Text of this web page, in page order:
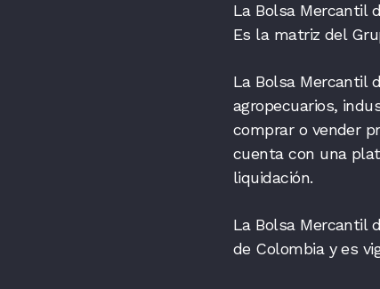
La Bolsa Mercantil
Es la matriz del
La Bolsa Mercantil
agropecuarios,
comprar o vender
cuenta con una
liquidación.
La Bolsa Mercantil
de Colombia y es